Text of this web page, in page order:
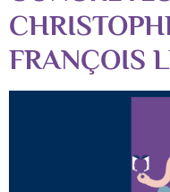
FRANÇOIS